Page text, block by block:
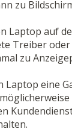
zu
Laptop auf
Treiber
zu
Laptop eine